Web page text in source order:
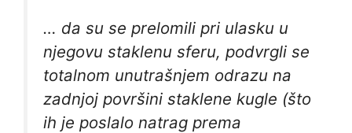
… da su se prelomili pri ulasku u
njegovu staklenu sferu, podvrgli se
totalnom unutrašnjem odrazu na
zadnjoj površini staklene kugle (što
ih je poslalo natrag prema